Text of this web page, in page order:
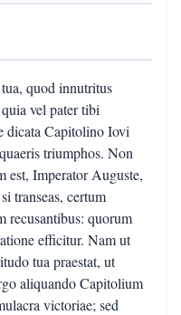
quod innutritus
vel pater tibi
dicata Capitolino Iovi
triumphos. Non
est, Imperator Auguste,
transeas, certum
recusantibus: quorum
efficitur. Nam ut
tua praestat, ut
aliquando Capitolium
victoriae; sed